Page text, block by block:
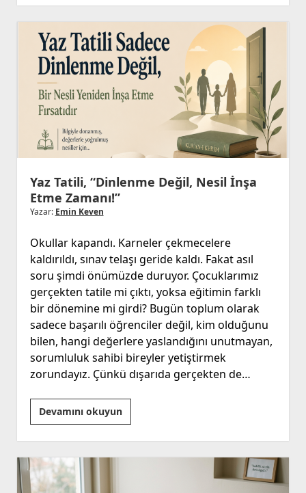
Yetiştirme
Sanatı!”
Yaz Tatili, “Dinlenme Değil, Nesil İnşa
Etme Zamanı!”
Yazar: Emin Keven
Okullar kapandı. Karneler çekmecelere
kaldırıldı, sınav telaşı geride kaldı. Fakat asıl
soru şimdi önümüzde duruyor. Çocuklarımız
gerçekten tatile mi çıktı, yoksa eğitimin farklı
bir dönemine mi girdi? Bugün toplum olarak
sadece başarılı öğrenciler değil, kim olduğunu
bilen, hangi değerlere yaslandığını unutmayan,
sorumluluk sahibi bireyler yetiştirmek
zorundayız. Çünkü dışarıda gerçekten de…
Devamını okuyunYaz
Tatili,
“Dinlenme
Değil,